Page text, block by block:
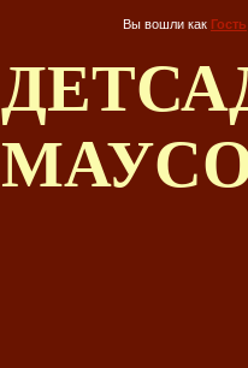
Вы вошли как Гость